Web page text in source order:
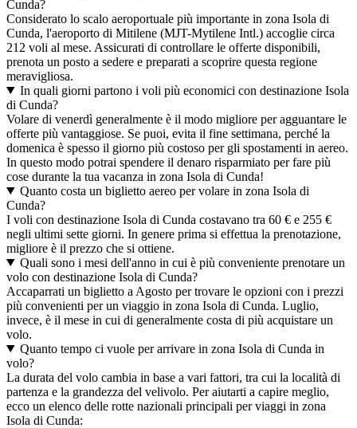
Cunda?
Considerato lo scalo aeroportuale più importante in zona Isola di
Cunda, l'aeroporto di Mitilene (MJT-Mytilene Intl.) accoglie circa
212 voli al mese. Assicurati di controllare le offerte disponibili,
prenota un posto a sedere e preparati a scoprire questa regione
meravigliosa.
In quali giorni partono i voli più economici con destinazione Isola
di Cunda?
Volare di venerdì generalmente è il modo migliore per agguantare le
offerte più vantaggiose. Se puoi, evita il fine settimana, perché la
domenica è spesso il giorno più costoso per gli spostamenti in aereo.
In questo modo potrai spendere il denaro risparmiato per fare più
cose durante la tua vacanza in zona Isola di Cunda!
Quanto costa un biglietto aereo per volare in zona Isola di
Cunda?
I voli con destinazione Isola di Cunda costavano tra 60 € e 255 €
negli ultimi sette giorni. In genere prima si effettua la prenotazione,
migliore è il prezzo che si ottiene.
Quali sono i mesi dell'anno in cui è più conveniente prenotare un
volo con destinazione Isola di Cunda?
Accaparrati un biglietto a Agosto per trovare le opzioni con i prezzi
più convenienti per un viaggio in zona Isola di Cunda. Luglio,
invece, è il mese in cui di generalmente costa di più acquistare un
volo.
Quanto tempo ci vuole per arrivare in zona Isola di Cunda in
volo?
La durata del volo cambia in base a vari fattori, tra cui la località di
partenza e la grandezza del velivolo. Per aiutarti a capire meglio,
ecco un elenco delle rotte nazionali principali per viaggi in zona
Isola di Cunda: